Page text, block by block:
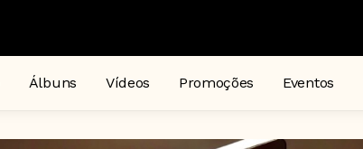
Álbuns Vídeos Promoções Eventos